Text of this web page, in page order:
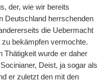
der, wie wir bereits
Deutschland herrschenden
die Uebermacht
bekämpfen vermochte.
Thätigkeit wurde er daher
Deist, ja sogar als
er zuletzt den mit den